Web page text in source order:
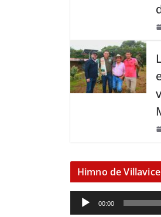
Himno de
e
00:00